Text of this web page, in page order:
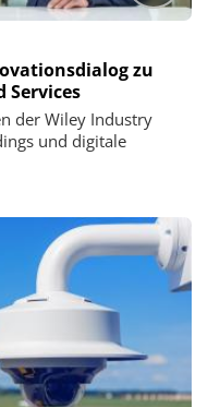
zu
Services
der Wiley Industry
und digitale